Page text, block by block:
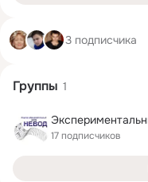
3 подписчика
Группы 1
17 подписчиков